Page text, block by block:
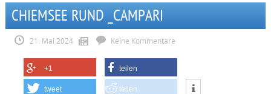
CHIEMSEE RUND _CAMPARI
21. Mai 2024 Keine Kommentare
+1 teilen
tweet teilen